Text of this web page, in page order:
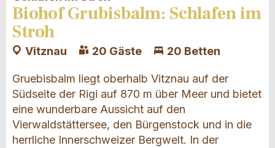
Biohof Grubisbalm: Schlafen im
Stroh
Vitznau 20 Gäste 20 Betten
Gruebisbalm liegt oberhalb Vitznau auf der
Südseite der Rigi auf 870 m über Meer und bietet
eine wunderbare Aussicht auf den
Vierwaldstättersee, den Bürgenstock und in die
herrliche Innerschweizer Bergwelt. In der